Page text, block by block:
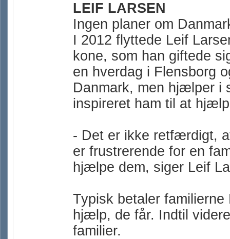
LEIF LARSEN
Ingen planer om
I 2012 flyttede Leif
kone, som han giftede
en hverdag i Flensborg
Danmark, men hjælper i
inspireret ham til at
- Det er ikke retfærdigt,
er frustrerende for en
hjælpe dem, siger Leif
Typisk betaler
hjælp, de får. Indtil
familier.